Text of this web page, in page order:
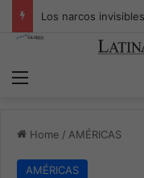
Menu
Home / AMÉRICAS
AMÉRICAS